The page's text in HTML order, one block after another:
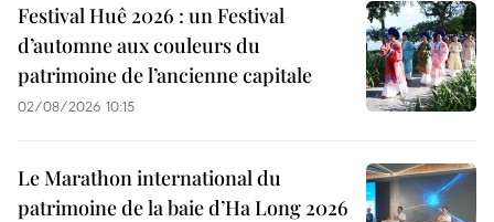
Festival Huê 2026 : un Festival
d’automne aux couleurs du
patrimoine de l’ancienne capitale
02/08/2026 10:15
Le Marathon international du
patrimoine de la baie d’Ha Long 2026